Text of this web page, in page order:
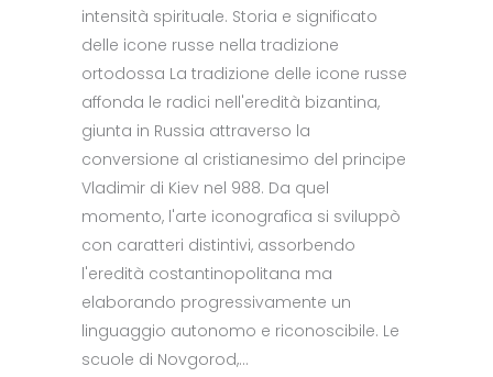
intensità spirituale. Storia e significato
delle icone russe nella tradizione
ortodossa La tradizione delle icone russe
affonda le radici nell'eredità bizantina,
giunta in Russia attraverso la
conversione al cristianesimo del principe
Vladimir di Kiev nel 988. Da quel
momento, l'arte iconografica si sviluppò
con caratteri distintivi, assorbendo
l'eredità costantinopolitana ma
elaborando progressivamente un
linguaggio autonomo e riconoscibile. Le
scuole di Novgorod,